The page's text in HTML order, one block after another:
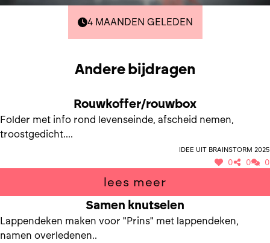
4 MAANDEN GELEDEN
Andere bijdragen
Rouwkoffer/rouwbox
Folder met info rond levenseinde, afscheid nemen,
troostgedicht....
Idee uit brainstorm 2025
0 0 0
lees meer
Samen knutselen
Lappendeken maken voor "Prins" met lappendeken,
namen overledenen..